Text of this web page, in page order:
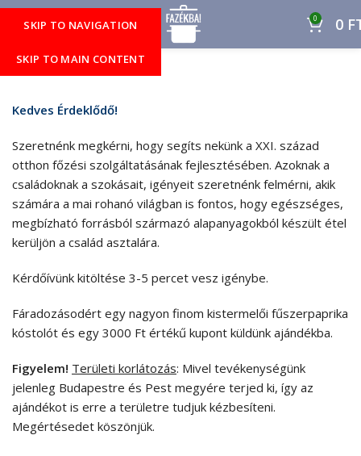
SKIP TO NAVIGATION
SKIP TO MAIN CONTENT
MENÜ 0 0
Kedves Érdeklődő!
Szeretnénk megkérni, hogy segíts nekünk a XXI. század
otthon főzési szolgáltatásának fejlesztésében. Azoknak a
családoknak a szokásait, igényeit szeretnénk felmérni, akik
számára a mai rohanó világban is fontos, hogy egészséges,
megbízható forrásból származó alapanyagokból készült étel
kerüljön a család asztalára.
Kérdőívünk kitöltése 3-5 percet vesz igénybe.
Fáradozásodért egy nagyon finom kistermelői fűszerpaprika
kóstolót és egy 3000 Ft értékű kupont küldünk ajándékba.
Figyelem! Területi korlátozás: Mivel tevékenységünk
jelenleg Budapestre és Pest megyére terjed ki, így az
ajándékot is erre a területre tudjuk kézbesíteni.
Megértésedet köszönjük.